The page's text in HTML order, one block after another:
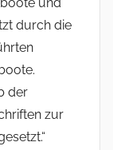
durch die
der
zur